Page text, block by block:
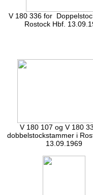
V 180 336 for
Rostock Hbf.
V 180 107 og V 180
dobbelstockstammer i
13.09.1969